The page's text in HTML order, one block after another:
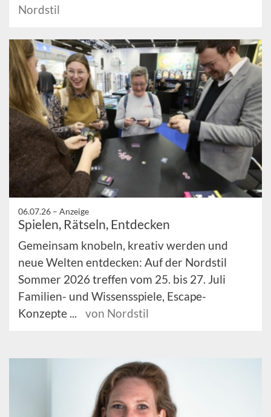
Nordstil
06.07.26 – Anzeige
Spielen, Rätseln, Entdecken
Gemeinsam knobeln, kreativ werden und
neue Welten entdecken: Auf der Nordstil
Sommer 2026 treffen vom 25. bis 27. Juli
Familien- und Wissensspiele, Escape-
Konzepte ...
von Nordstil